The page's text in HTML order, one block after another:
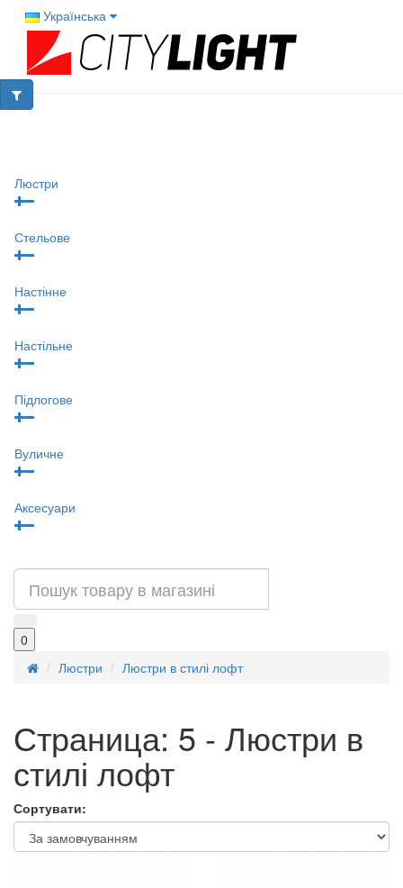
Українська
Люстри
Стельове
Настінне
Настільне
Підлогове
Вуличне
Аксесуари
0
Люстри
Люстри в стилі лофт
Страница: 5 - Люстри в
стилі лофт
Сортувати: